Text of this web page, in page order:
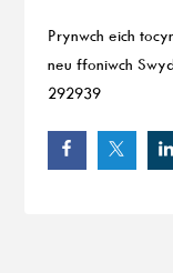
Prynwch eich
neu ffoniwch
292939